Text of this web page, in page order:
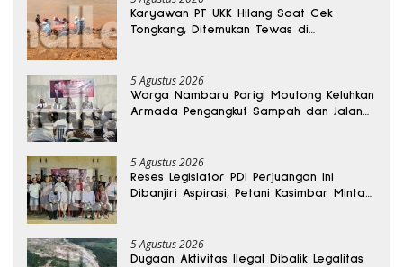
Karyawan PT UKK Hilang Saat Cek
Tongkang, Ditemukan Tewas di
5 Agustus 2026
Warga Nambaru Parigi Moutong Keluhkan
Armada Pengangkut Sampah dan Jalan
5 Agustus 2026
Reses Legislator PDI Perjuangan Ini
Dibanjiri Aspirasi, Petani Kasimbar Minta
5 Agustus 2026
Dugaan Aktivitas Ilegal Dibalik Legalitas